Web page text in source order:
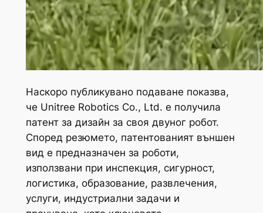
Наскоро публикувано подаване показва,
че Unitree Robotics Co., Ltd. е получила
патент за дизайн за своя двуног робот.
Според резюмето, патентованият външен
вид е предназначен за роботи,
използвани при инспекция, сигурност,
логистика, образование, развлечения,
услуги, индустриални задачи и